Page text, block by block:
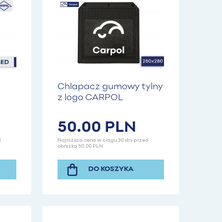
Chlapacz gumowy tylny
z logo CARPOL
50.00 PLN
Najniższa cena w ciągu 30 dni przed
obniżką 50.00 PLN
DO KOSZYKA